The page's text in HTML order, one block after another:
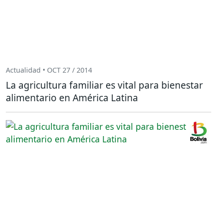
Actualidad • OCT 27 / 2014
La agricultura familiar es vital para bienestar
alimentario en América Latina